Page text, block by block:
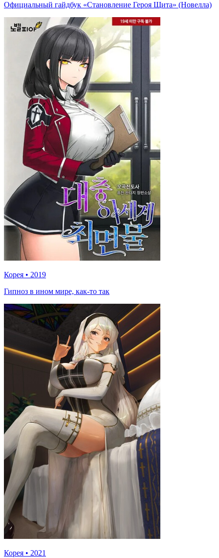
Официальный гайдбук «Становление Героя Щита» (Новелла)
Корея • 2019
Гипноз в ином мире, как-то так
Корея • 2021